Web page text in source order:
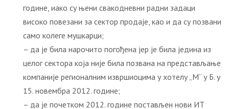
године, иако су њени свакодневни радни задаци
високо повезани за сектор продаје, као и да су позвани
само колеге мушкарци;
– да је била нарочито погођена јер је била једина из
целог сектора која није била позвана на представљање
компаније регионалним извршиоцима у хотелу „М“ у Б. у
15. новембра 2012. године;
– да је почетком 2012. године постављен нови ИТ